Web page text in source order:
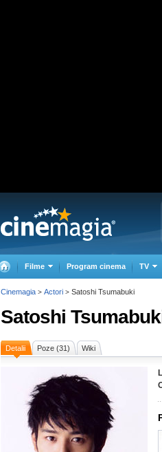
Filme Program cinema TV
Satoshi
Detalii Poze (31) Wiki
Cinemagia > Actori > Satoshi Tsumabuki